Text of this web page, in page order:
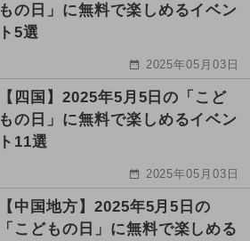
もの日」に無料で楽しめるイベン
ト5選
2025年05月03日
【四国】2025年5月5日の「こど
もの日」に無料で楽しめるイベン
ト11選
2025年05月03日
【中国地方】2025年5月5日の
「こどもの日」に無料で楽しめる